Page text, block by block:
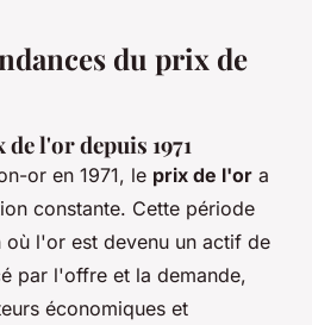
du prix de
l'or depuis 1971
or en 1971, le prix de l'or a
constante. Cette période
où l'or est devenu un actif de
par l'offre et la demande,
économiques et